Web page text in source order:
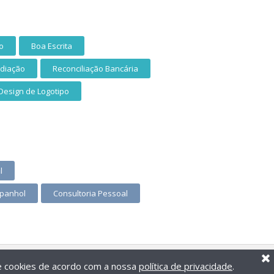
Boa Escrita
Reconciliação Bancária
de Logotipo
Consultoria Pessoal
de acordo com a nossa política de privacidade.